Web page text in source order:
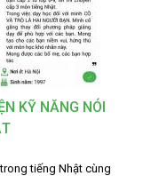
KỸ NĂNG NÓI
tiếng Nhật cùng